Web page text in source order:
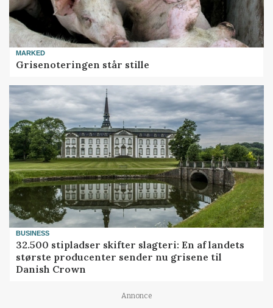
MARKED
Grisenoteringen står stille
BUSINESS
32.500 stipladser skifter slagteri: En af landets
største producenter sender nu grisene til
Danish Crown
Annonce